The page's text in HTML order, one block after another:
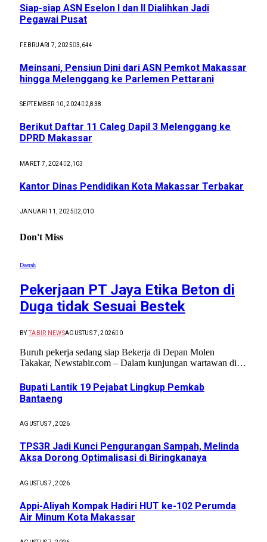
Siap-siap ASN Eselon I dan II Dialihkan Jadi
Pegawai Pusat
FEBRUARI 7, 2025 3,644
Meinsani, Pensiun Dini dari ASN Pemkot Makassar
hingga Melenggang ke Parlemen Pettarani
SEPTEMBER 10, 2024 2,838
Berikut Daftar 11 Caleg Dapil 3 Melenggang ke
DPRD Makassar
MARET 7, 2024 2,103
Kantor Dinas Pendidikan Kota Makassar Terbakar
JANUARI 11, 2025 2,010
Don't Miss
Daerah
Pekerjaan PT Jaya Etika Beton di
Duga tidak Sesuai Bestek
BY TABIR NEWSAGUSTUS 7, 2026 0
Buruh pekerja sedang siap Bekerja di Depan Molen
Takakar, Newstabir.com – Dalam kunjungan wartawan di…
Bupati Lantik 19 Pejabat Lingkup Pemkab
Bantaeng
AGUSTUS 7, 2026
TPS3R Jadi Kunci Pengurangan Sampah, Melinda
Aksa Dorong Optimalisasi di Biringkanaya
AGUSTUS 7, 2026
Appi-Aliyah Kompak Hadiri HUT ke-102 Perumda
Air Minum Kota Makassar